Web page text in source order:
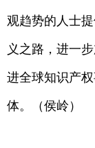
观趋势的人士
义之路，进一
进全球知识产
体。（侯岭）